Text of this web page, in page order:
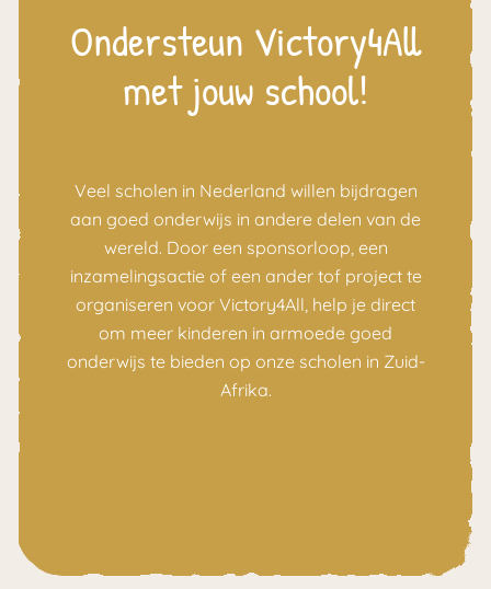
Ondersteun Victory4All
met jouw school!
Veel scholen in Nederland willen bijdragen
aan goed onderwijs in andere delen van de
wereld. Door een sponsorloop, een
inzamelingsactie of een ander tof project te
organiseren voor Victory4All, help je direct
om meer kinderen in armoede goed
onderwijs te bieden op onze scholen in Zuid-
Afrika.